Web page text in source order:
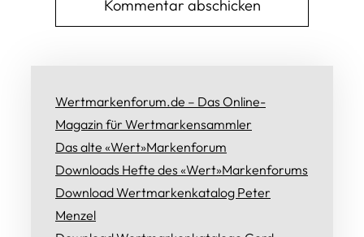
Wertmarkenforum.de – Das Online-
Magazin für Wertmarkensammler
Das alte «Wert»Markenforum
Downloads Hefte des «Wert»Markenforums
Download Wertmarkenkatalog Peter
Menzel